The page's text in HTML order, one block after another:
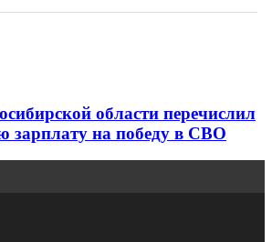
области перечислил
зарплату на победу в СВО